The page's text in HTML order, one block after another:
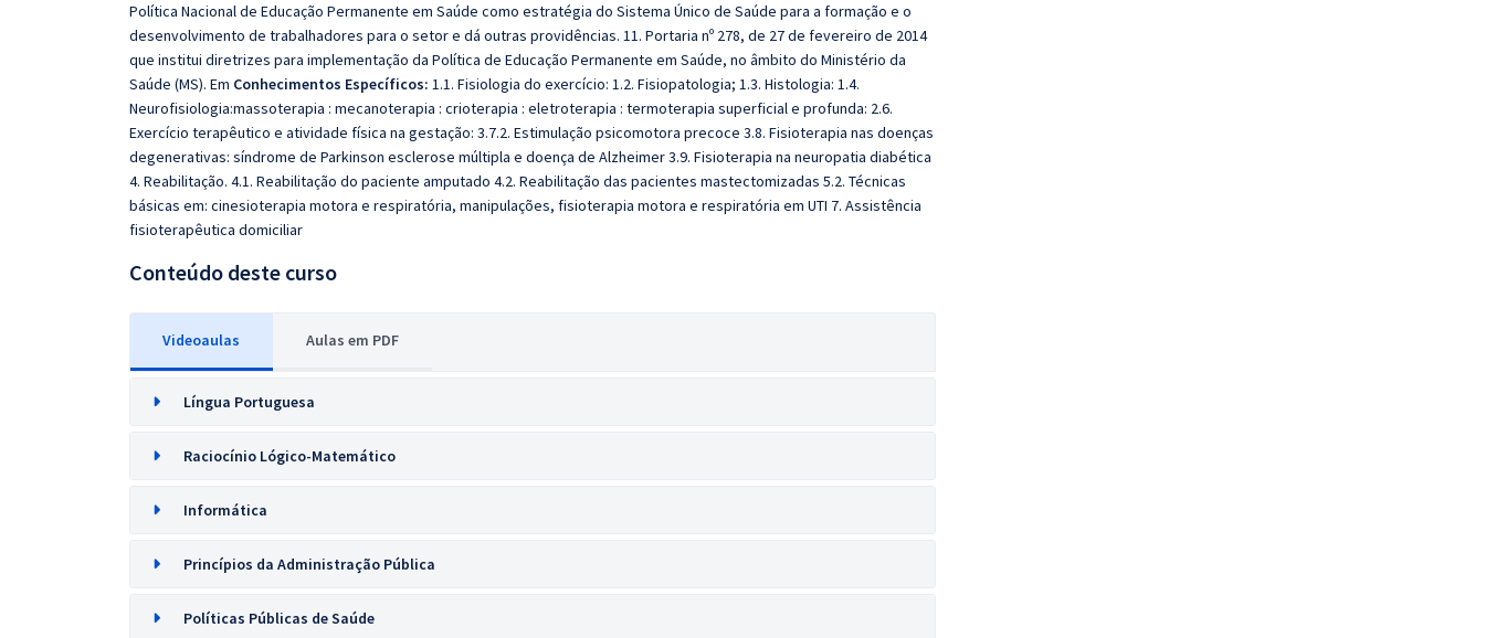
Política Nacional de Educação Permanente em Saúde como estratégia do Sistema Único de Saúde para a formação e o
desenvolvimento de trabalhadores para o setor e dá outras providências. 11. Portaria nº 278, de 27 de fevereiro de 2014
que institui diretrizes para implementação da Política de Educação Permanente em Saúde, no âmbito do Ministério da
Saúde (MS). Em Conhecimentos Específicos: 1.1. Fisiologia do exercício: 1.2. Fisiopatologia; 1.3. Histologia: 1.4.
Neurofisiologia:massoterapia : mecanoterapia : crioterapia : eletroterapia : termoterapia superficial e profunda: 2.6.
Exercício terapêutico e atividade física na gestação: 3.7.2. Estimulação psicomotora precoce 3.8. Fisioterapia nas doenças
degenerativas: síndrome de Parkinson esclerose múltipla e doença de Alzheimer 3.9. Fisioterapia na neuropatia diabética
4. Reabilitação. 4.1. Reabilitação do paciente amputado 4.2. Reabilitação das pacientes mastectomizadas 5.2. Técnicas
básicas em: cinesioterapia motora e respiratória, manipulações, fisioterapia motora e respiratória em UTI 7. Assistência
fisioterapêutica domiciliar
Conteúdo deste curso
Videoaulas Aulas em PDF
Língua Portuguesa
Raciocínio Lógico-Matemático
Informática
Princípios da Administração Pública
Políticas Públicas de Saúde